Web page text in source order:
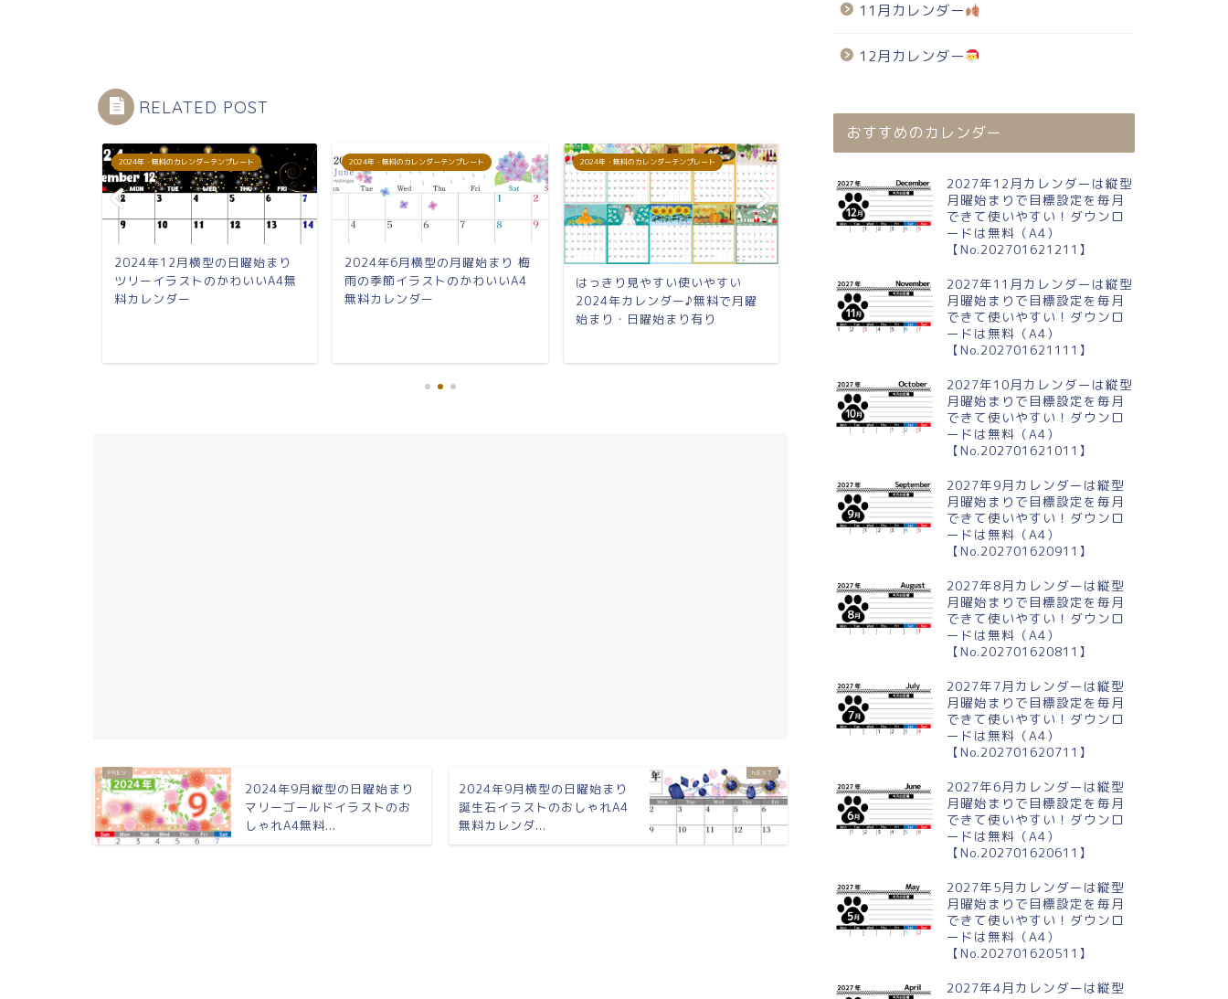
RELATED POST
2024年・無料のカレンダーテンプレート
2024年12月横型の日曜始まり
ツリーイラストのかわいいA4無
料カレンダー
2024年・無料のカレンダーテンプレート
2024年6月横型の月曜始まり 梅
雨の季節イラストのかわいいA4
無料カレンダー
2024年・無料のカレンダーテンプレート
はっきり見やすい使いやすい
2024年カレンダー♪無料で月曜
始まり・日曜始まり有り
ツリーイラストのかわいいA4無
料カレンダー
雨の季節イラストのかわいいA4
無料カレンダー
2024年9月縦型の日曜始まり
マリーゴールドイラストのお
しゃれA4無料...
2024年9月横型の日曜始まり
誕生石イラストのおしゃれA4
無料カレンダ...
11月カレンダー
12月カレンダー
おすすめのカレンダー
2027年12月カレンダーは縦型
月曜始まりで目標設定を毎月
できて使いやすい！ダウンロ
ードは無料（A4）
【No.202701621211】
2027年11月カレンダーは縦型
月曜始まりで目標設定を毎月
できて使いやすい！ダウンロ
ードは無料（A4）
【No.202701621111】
2027年10月カレンダーは縦型
月曜始まりで目標設定を毎月
できて使いやすい！ダウンロ
ードは無料（A4）
【No.202701621011】
2027年9月カレンダーは縦型
月曜始まりで目標設定を毎月
できて使いやすい！ダウンロ
ードは無料（A4）
【No.202701620911】
2027年8月カレンダーは縦型
月曜始まりで目標設定を毎月
できて使いやすい！ダウンロ
ードは無料（A4）
【No.202701620811】
2027年7月カレンダーは縦型
月曜始まりで目標設定を毎月
できて使いやすい！ダウンロ
ードは無料（A4）
【No.202701620711】
2027年6月カレンダーは縦型
月曜始まりで目標設定を毎月
できて使いやすい！ダウンロ
ードは無料（A4）
【No.202701620611】
2027年5月カレンダーは縦型
月曜始まりで目標設定を毎月
できて使いやすい！ダウンロ
ードは無料（A4）
【No.202701620511】
2027年4月カレンダーは縦型